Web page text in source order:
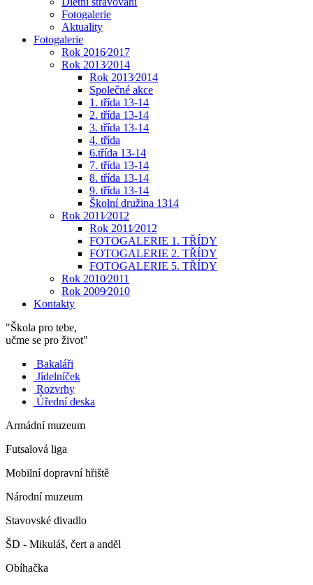
Fotogalerie
Aktuality
Fotogalerie
Rok 2016⁄2017
Rok 2013⁄2014
Rok 2013⁄2014
Společné akce
1. třída 13-14
2. třída 13-14
3. třída 13-14
4. třída
6.třída 13-14
7. třída 13-14
8. třída 13-14
9. třída 13-14
Školní družina 1314
Rok 2011⁄2012
Rok 2011⁄2012
FOTOGALERIE 1. TŘÍDY
FOTOGALERIE 2. TŘÍDY
FOTOGALERIE 5. TŘÍDY
Rok 2010⁄2011
Rok 2009⁄2010
Kontakty
"Škola pro tebe,
učme se pro život"
Bakaláři
Jídelníček
Rozvrhy
Úřední deska
Armádní muzeum
Futsalová liga
Mobilní dopravní hřiště
Národní muzeum
Stavovské divadlo
ŠD - Mikuláš, čert a anděl
Obíhačka